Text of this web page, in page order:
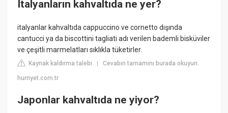
Italyanların kahvaltıda ne yer?
italyanlar kahvaltıda cappuccino ve cornetto dışında
cantucci ya da biscottini tagliati adı verilen bademli bisküviler
ve çeşitli marmelatları sıklıkla tüketirler.
Kaynak kaldırma talebi |Cevabın tamamını burada okuyun:
hurriyet.com.tr
Japonlar kahvaltıda ne yiyor?